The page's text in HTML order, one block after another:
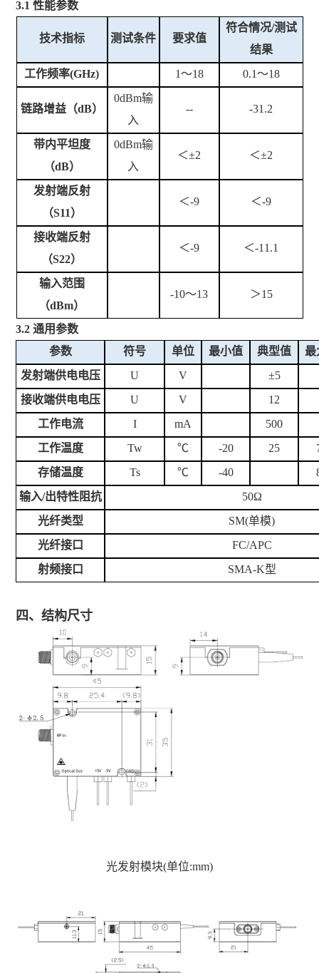
3.1性能参数
技术指标 测试条件 要求值
符合情况/测试
结果
工作频率(GHz) 1～18 0.1～18
链路增益（dB）
0dBm输
入
-- -31.2
带内平坦度
（dB）
0dBm输
入
＜±2 ＜±2
发射端反射
（S11）
＜-9 ＜-9
接收端反射
（S22）
＜-9 ＜-1 1.1
输入范围
（dBm）
-10～13 ＞1 5
3.2通用参数
参数
符号 单位 最小值 典型值
最
发射端供电电压
U V
±5
接收端供电电压
U V
12
工作电流
I mA
500
工作温度
Tw ℃ -20 25
存储温度
Ts ℃ -40
输入/出特性阻抗
50Ω
光纤类型
SM(单模)
光纤接口
FC/APC
射频接口
SMA-K型
四、结构尺寸
光发射模块(单位:mm)